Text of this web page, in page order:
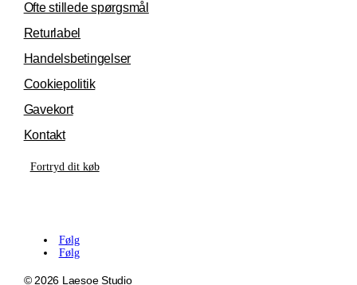
Ofte stillede spørgsmål
Returlabel
Handelsbetingelser
Cookiepolitik
Gavekort
Kontakt
Fortryd dit køb
Følg
Følg
© 2026 Laesoe Studio